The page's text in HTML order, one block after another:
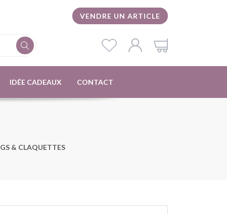
VENDRE UN ARTICLE
IDÉE CADEAUX CONTACT
& CLAQUETTES